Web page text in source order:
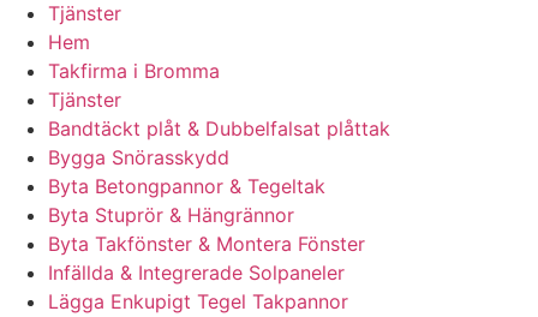
Tjänster
Hem
Takfirma i Bromma
Tjänster
Bandtäckt plåt & Dubbelfalsat plåttak
Bygga Snörasskydd
Byta Betongpannor & Tegeltak
Byta Stuprör & Hängrännor
Byta Takfönster & Montera Fönster
Infällda & Integrerade Solpaneler
Lägga Enkupigt Tegel Takpannor